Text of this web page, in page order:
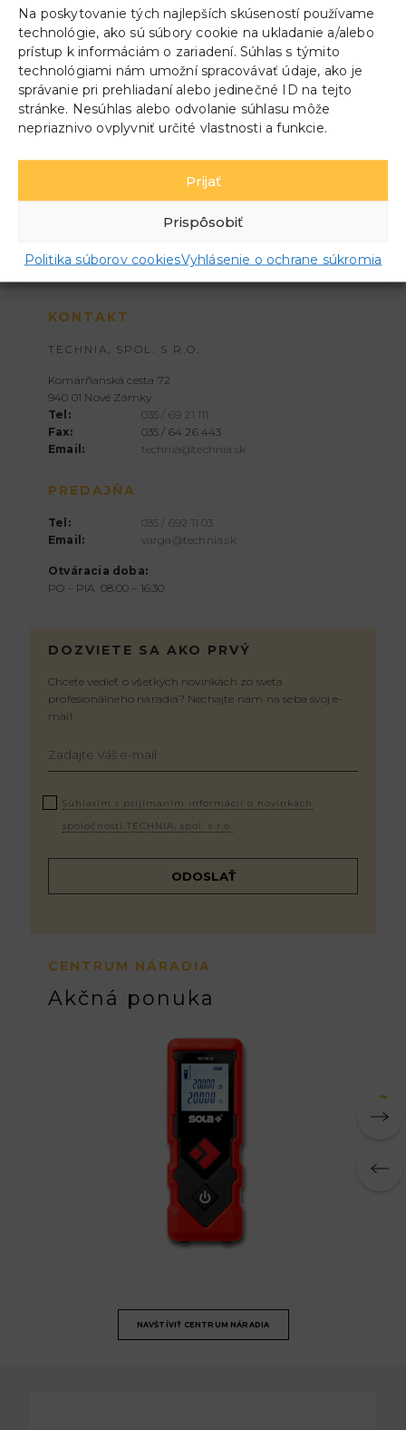
Na poskytovanie tých najlepších skúseností používame
technológie, ako sú súbory cookie na ukladanie a/alebo
prístup k informáciám o zariadení. Súhlas s týmito
technológiami nám umožní spracovávať údaje, ako je
správanie pri prehliadaní alebo jedinečné ID na tejto
stránke. Nesúhlas alebo odvolanie súhlasu môže
nepriaznivo ovplyvniť určité vlastnosti a funkcie.
Prijať
Prispôsobiť
Politika súborov cookiesVyhlásenie o ochrane súkromia
Jednoduchíé sledovanie teploty_
KONTAKT
TECHNIA, SPOL. S R.O.
Komárňanská cesta 72
940 01 Nové Zámky
Tel:
035 / 69 21 111
Fax:
035 / 64 26 443
Email:
technia@technia.sk
PREDAJŇA
Tel:
035 / 692 11 03
Email:
varga@technia.sk
Otváracia doba:
PO – PIA 08:00 – 16:30
DOZVIETE SA AKO PRVÝ
Chcete vedieť o všetkých novinkách zo sveta
profesionálneho náradia? Nechajte nám na seba svoj e-
mail.
Súhlasím s prijímaním informácií o novinkách
spoločnosti TECHNIA, spol. s r.o.
CENTRUM NÁRADIA
Akčná ponuka
NAVŠTÍVIŤ CENTRUM NÁRADIA